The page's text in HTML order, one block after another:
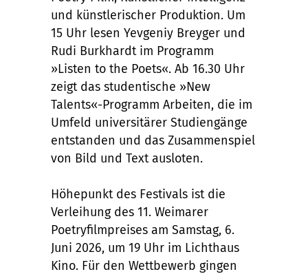
und künstlerischer Produktion. Um
15 Uhr lesen Yevgeniy Breyger und
Rudi Burkhardt im Programm
»Listen to the Poets«. Ab 16.30 Uhr
zeigt das studentische »New
Talents«-Programm Arbeiten, die im
Umfeld universitärer Studiengänge
entstanden und das Zusammenspiel
von Bild und Text ausloten.
Höhepunkt des Festivals ist die
Verleihung des 11. Weimarer
Poetryfilmpreises am Samstag, 6.
Juni 2026, um 19 Uhr im Lichthaus
Kino. Für den Wettbewerb gingen